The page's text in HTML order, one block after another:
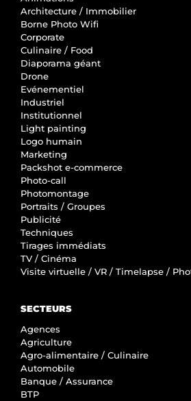
Architecture / Immobilier
Borne Photo Wifi
Corporate
Culinaire / Food
Diaporama géant
Drone
Evénementiel
Industriel
Institutionnel
Light painting
Logo humain
Marketing
Packshot e-commerce
Photo-call
Photomontage
Portraits / Groupes
Publicité
Techniques
Tirages immédiats
TV / Cinéma
Visite virtuelle / VR / Timelapse /
SECTEURS
Agences
Agriculture
Agro-alimentaire / Culinaire
Automobile
Banque / Assurance
BTP